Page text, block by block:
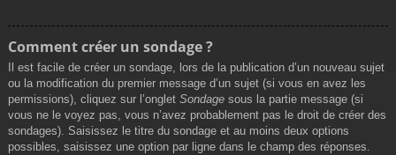
Comment créer un sondage ?
Il est facile de créer un sondage, lors de la publication d’un nouveau sujet
ou la modification du premier message d’un sujet (si vous en avez les
permissions), cliquez sur l’onglet Sondage sous la partie message (si
vous ne le voyez pas, vous n’avez probablement pas le droit de créer des
sondages). Saisissez le titre du sondage et au moins deux options
possibles, saisissez une option par ligne dans le champ des réponses.